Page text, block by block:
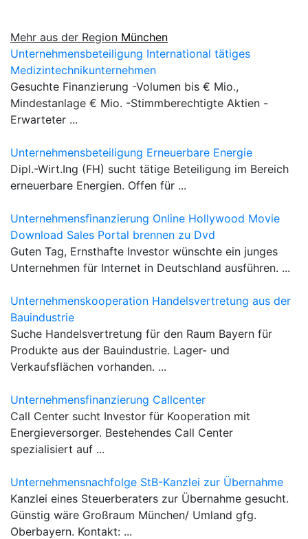
Mehr aus der Region München
Unternehmensbeteiligung International tätiges
Medizintechnikunternehmen
Gesuchte Finanzierung -Volumen bis € Mio.,
Mindestanlage € Mio. -Stimmberechtigte Aktien -
Erwarteter ...
Unternehmensbeteiligung Erneuerbare Energie
Dipl.-Wirt.Ing (FH) sucht tätige Beteiligung im Bereich
erneuerbare Energien. Offen für ...
Unternehmensfinanzierung Online Hollywood Movie
Download Sales Portal brennen zu Dvd
Guten Tag, Ernsthafte Investor wünschte ein junges
Unternehmen für Internet in Deutschland ausführen. ...
Unternehmenskooperation Handelsvertretung aus der
Bauindustrie
Suche Handelsvertretung für den Raum Bayern für
Produkte aus der Bauindustrie. Lager- und
Verkaufsflächen vorhanden. ...
Unternehmensfinanzierung Callcenter
Call Center sucht Investor für Kooperation mit
Energieversorger. Bestehendes Call Center
spezialisiert auf ...
Unternehmensnachfolge StB-Kanzlei zur Übernahme
Kanzlei eines Steuerberaters zur Übernahme gesucht.
Günstig wäre Großraum München/ Umland gfg.
Oberbayern. Kontakt: ...